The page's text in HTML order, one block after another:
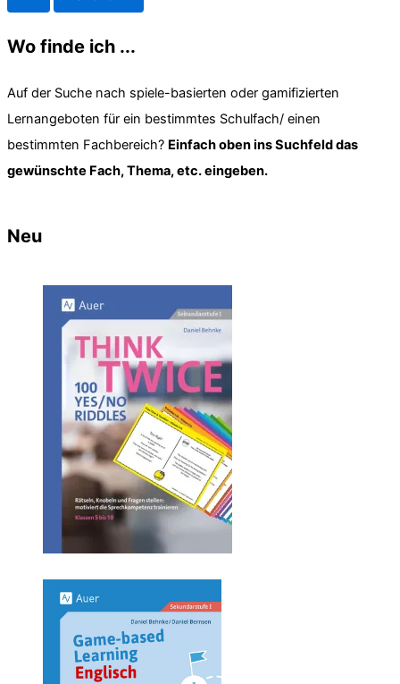
n
n
c
h
Wo finde ich ...
Auf der Suche nach spiele-basierten oder gamifizierten
Lernangeboten für ein bestimmtes Schulfach/ einen
bestimmten Fachbereich? Einfach oben ins Suchfeld das
gewünschte Fach, Thema, etc. eingeben.
Neu